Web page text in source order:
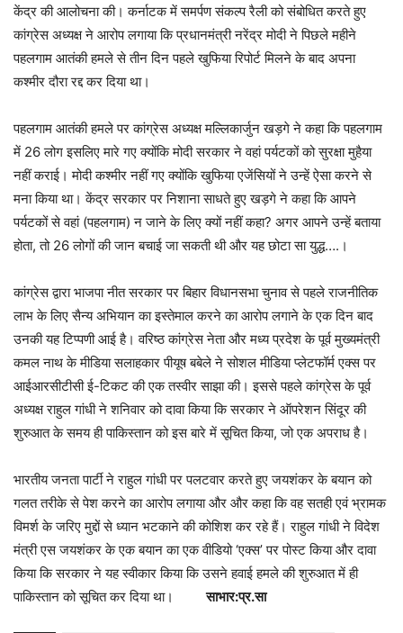
केंद्र की आलोचना की। कर्नाटक में समर्पण संकल्प रैली को संबोधित करते हुए
कांग्रेस अध्यक्ष ने आरोप लगाया कि प्रधानमंत्री नरेंद्र मोदी ने पिछले महीने
पहलगाम आतंकी हमले से तीन दिन पहले खुफिया रिपोर्ट मिलने के बाद अपना
कश्मीर दौरा रद्द कर दिया था।
पहलगाम आतंकी हमले पर कांग्रेस अध्यक्ष मल्लिकार्जुन खड़गे ने कहा कि पहलगाम
में 26 लोग इसलिए मारे गए क्योंकि मोदी सरकार ने वहां पर्यटकों को सुरक्षा मुहैया
नहीं कराई। मोदी कश्मीर नहीं गए क्योंकि खुफिया एजेंसियों ने उन्हें ऐसा करने से
मना किया था। केंद्र सरकार पर निशाना साधते हुए खड़गे ने कहा कि आपने
पर्यटकों से वहां (पहलगाम) न जाने के लिए क्यों नहीं कहा? अगर आपने उन्हें बताया
होता, तो 26 लोगों की जान बचाई जा सकती थी और यह छोटा सा युद्ध….।
कांग्रेस द्वारा भाजपा नीत सरकार पर बिहार विधानसभा चुनाव से पहले राजनीतिक
लाभ के लिए सैन्य अभियान का इस्तेमाल करने का आरोप लगाने के एक दिन बाद
उनकी यह टिप्पणी आई है। वरिष्ठ कांग्रेस नेता और मध्य प्रदेश के पूर्व मुख्यमंत्री
कमल नाथ के मीडिया सलाहकार पीयूष बबेले ने सोशल मीडिया प्लेटफॉर्म एक्स पर
आईआरसीटीसी ई-टिकट की एक तस्वीर साझा की। इससे पहले कांग्रेस के पूर्व
अध्यक्ष राहुल गांधी ने शनिवार को दावा किया कि सरकार ने ऑपरेशन सिंदूर की
शुरुआत के समय ही पाकिस्तान को इस बारे में सूचित किया, जो एक अपराध है।
भारतीय जनता पार्टी ने राहुल गांधी पर पलटवार करते हुए जयशंकर के बयान को
गलत तरीके से पेश करने का आरोप लगाया और और कहा कि वह सतही एवं भ्रामक
विमर्श के जरिए मुद्दों से ध्यान भटकाने की कोशिश कर रहे हैं। राहुल गांधी ने विदेश
मंत्री एस जयशंकर के एक बयान का एक वीडियो ‘एक्स’ पर पोस्ट किया और दावा
किया कि सरकार ने यह स्वीकार किया कि उसने हवाई हमले की शुरुआत में ही
पाकिस्तान को सूचित कर दिया था।साभार:प्र.सा